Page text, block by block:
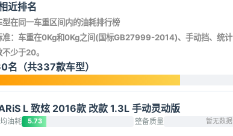
近排名
型在同一车重区间内的油耗排行榜
准：车重在0Kg和0Kg之间(国标GB27999-2014)、手动挡、统计
少于20。
名（共337款车型）
L 致炫 2016款 改款 1.3L 手动灵动版
油耗 5.73 整备质量 暂无数据